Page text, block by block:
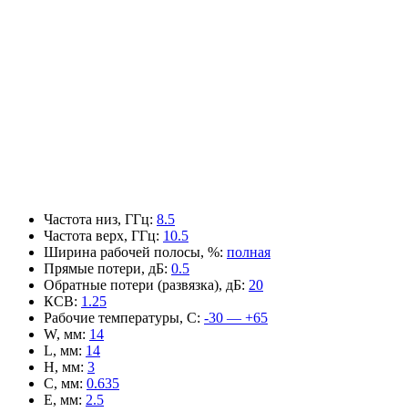
Частота низ, ГГц: 8.5
Частота верх, ГГц: 10.5
Ширина рабочей полосы, %: полная
Прямые потери, дБ: 0.5
Обратные потери (развязка), дБ: 20
КСВ: 1.25
Рабочие температуры, С: -30 — +65
W, мм: 14
L, мм: 14
H, мм: 3
C, мм: 0.635
E, мм: 2.5